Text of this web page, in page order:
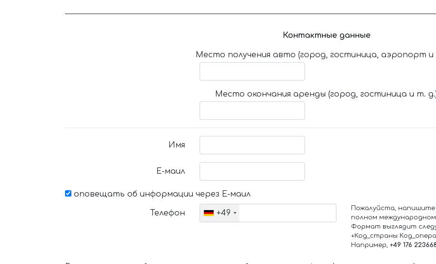
Контактные данные
Место получения авто (город, гостиница, аэропорт и
Место окончания аренды (город, гостиница и т.
Имя
Е-маил
оповещать об информации через Е-маил
Телефон +49
Пожалуйста,
полном
Формат выглядит
+Код_страны
Например, +49 176